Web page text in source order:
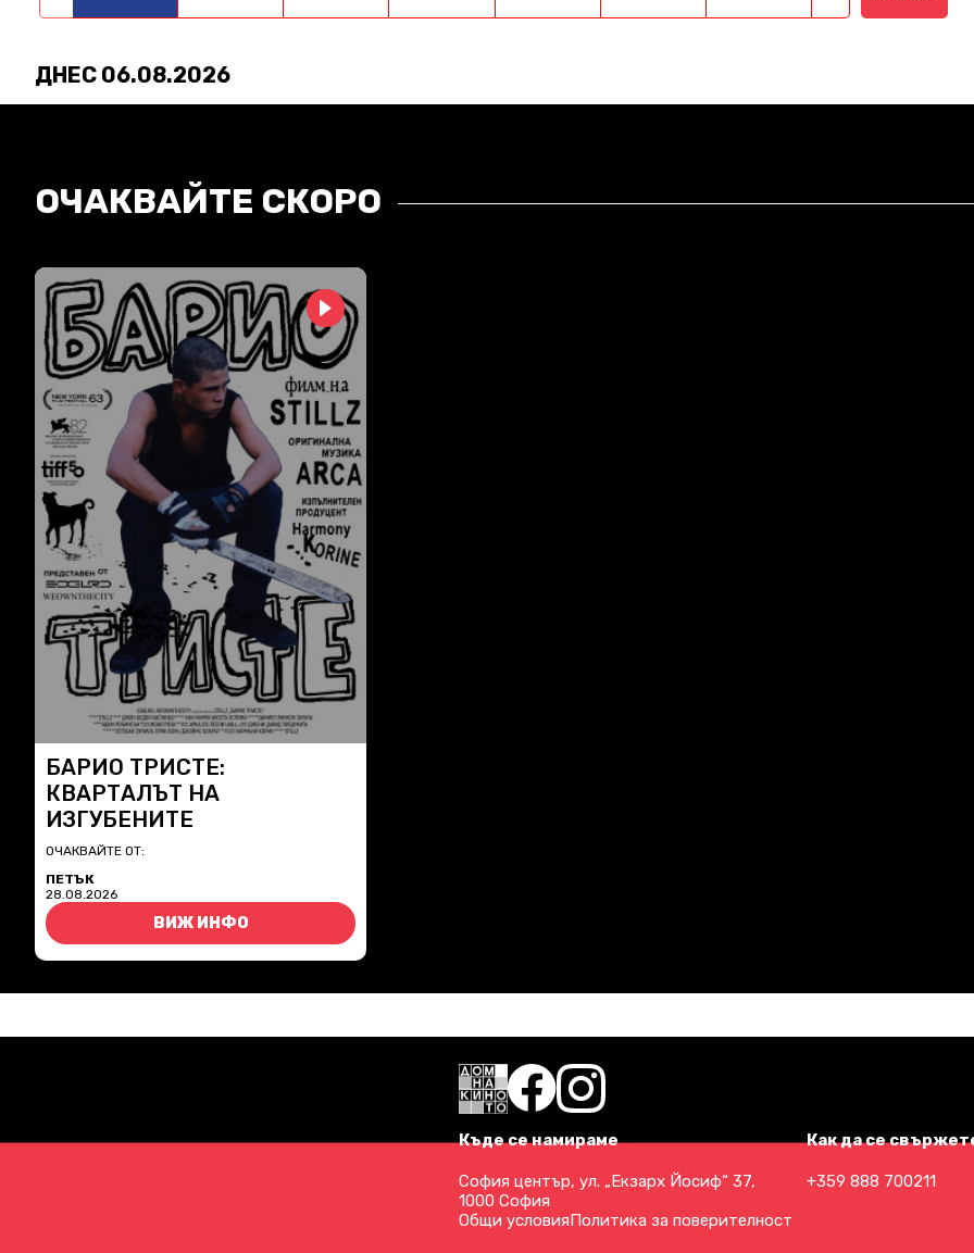
ДНЕС 06.08.2026
ОЧАКВАЙТЕ СКОРО
БАРИО ТРИСТЕ:
КВАРТАЛЪТ НА
ИЗГУБЕНИТЕ
ОЧАКВАЙТЕ ОТ:
ПЕТЪК
28.08.2026
ВИЖ ИНФО
Къде се намираме
София център, ул. „Екзарх Йосиф“ 37,
1000 София
Как да се
+359 888 700211
Общи условияПолитика за поверителност